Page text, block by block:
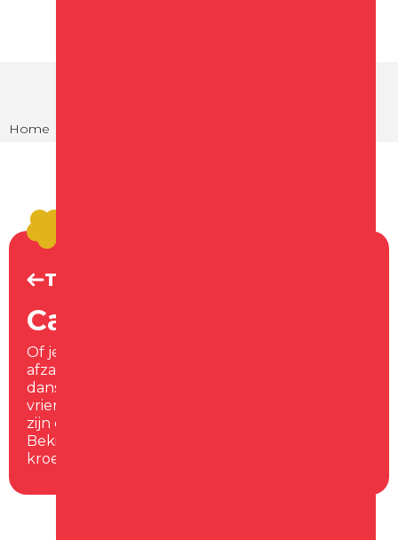
Home
Terug naar Eten & drinken
Cafés in Schagen
Of je nou op zoekt bent naar een lekker
afzakkertje, even de voetjes van de vloer op de
dansvloer of gewoon een gezellige avond met
vrienden of vriendinnen wil beleven. In Schagen
zijn er genoeg gezellige cafés waar dit kan.
Bekijk hier het overzicht, kies jouw favoriete
kroeg en heb een gezellige avond!